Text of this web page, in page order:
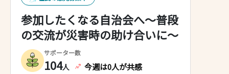
参加したくなる自治会へ～普段
の交流が災害時の助け合いに～
サポーター数
104人 今週は0人が共感